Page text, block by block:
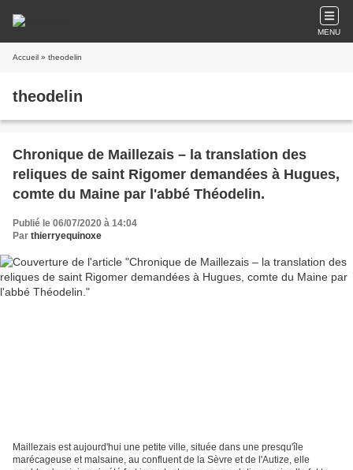
MENU
Accueil » theodelin
theodelin
Chronique de Maillezais – la translation des
reliques de saint Rigomer demandées à Hugues,
comte du Maine par l'abbé Théodelin.
Publié le 06/07/2020 à 14:04
Par thierryequinoxe
Maillezais est aujourd'hui une petite ville, située dans une presqu'île
marécageuse et malsaine, au confluent de la Sèvre et de l'Autize, elle